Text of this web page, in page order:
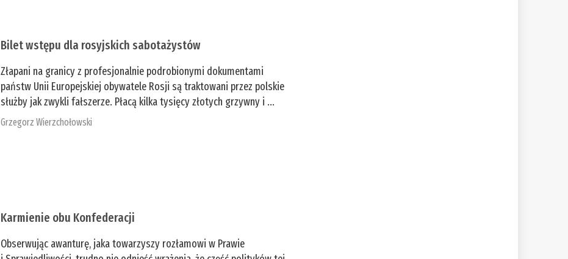
Bilet wstępu dla rosyjskich sabotażystów
Złapani na granicy z profesjonalnie podrobionymi dokumentami
państw Unii Europejskiej obywatele Rosji są traktowani przez polskie
służby jak zwykli fałszerze. Płacą kilka tysięcy złotych grzywny i ...
Grzegorz Wierzchołowski
Karmienie obu Konfederacji
Obserwując awanturę, jaka towarzyszy rozłamowi w Prawie